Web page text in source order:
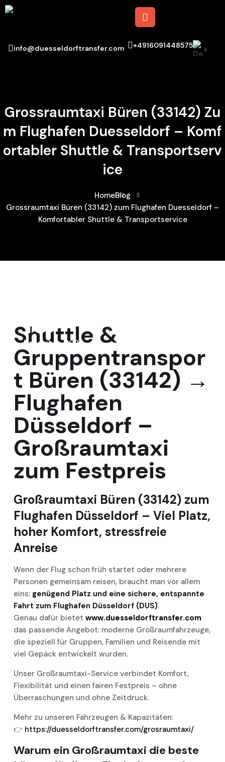
info@duesseldorftransfer.com +4916091448575
Grossraumtaxi Büren (33142) Zu
M Flughafen Duesseldorf – Komf
Ortabler Shuttle & Transportserv
Ice
HomeBlog
Grossraumtaxi Büren (33142) zum Flughafen Duesseldorf –
Komfortabler Shuttle & Transportservice
15
Dezember, 2025
Shuttle &
Gruppentranspor
t Büren (33142) →
Flughafen
Düsseldorf –
Großraumtaxi
zum Festpreis
Großraumtaxi Büren (33142) zum
Flughafen Düsseldorf – Viel Platz,
hoher Komfort, stressfreie
Anreise
Wenn der Flug schon früh startet oder mehrere
Personen gemeinsam reisen, braucht man vor allem
eins: genügend Platz und eine sichere, entspannte
Fahrt zum Flughafen Düsseldorf (DUS).
Genau dafür bietet www.duesseldorftransfer.com
das passende Angebot: moderne Großraumfahrzeuge,
die speziell für Gruppen, Familien und Reisende mit
viel Gepäck entwickelt wurden.
Unser Großraumtaxi-Service verbindet Komfort,
Flexibilität und einen fairen Festpreis – ohne
Überraschungen und ohne Zeitdruck.
Mehr zu unseren Fahrzeugen & Kapazitäten:
👉 https://duesseldorftransfer.com/grosraumtaxi/
Warum ein Großraumtaxi die beste